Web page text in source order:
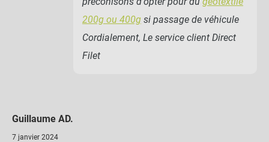
200g ou 400g si passage de véhicule
Cordialement, Le service client Direct
Filet
Guillaume AD.
7 janvier 2024